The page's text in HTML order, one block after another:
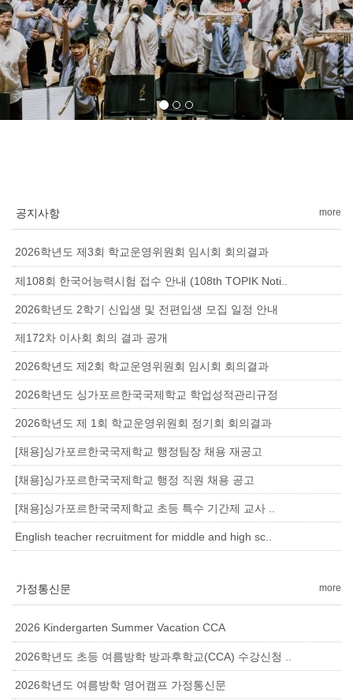
공지사항 more
2026학년도 제3회 학교운영위원회 임시회 회의결과
제108회 한국어능력시험 접수 안내 (108th TOPIK Noti..
2026학년도 2학기 신입생 및 전편입생 모집 일정 안내
제172차 이사회 회의 결과 공개
2026학년도 제2회 학교운영위원회 임시회 회의결과
2026학년도 싱가포르한국국제학교 학업성적관리규정
2026학년도 제 1회 학교운영위원회 정기회 회의결과
[채용]싱가포르한국국제학교 행정팀장 채용 재공고
[채용]싱가포르한국국제학교 행정 직원 채용 공고
[채용]싱가포르한국국제학교 초등 특수 기간제 교사 ..
English teacher recruitment for middle and high sc..
가정통신문 more
2026 Kindergarten Summer Vacation CCA
2026학년도 초등 여름방학 방과후학교(CCA) 수강신청 ..
2026학년도 여름방학 영어캠프 가정통신문